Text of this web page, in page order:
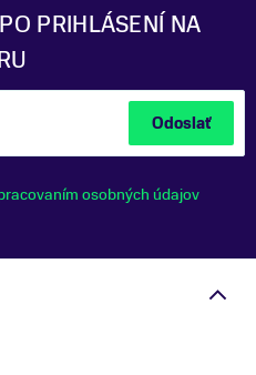
PO PRIHLÁSENÍ NA
Odoslať
osobných údajov